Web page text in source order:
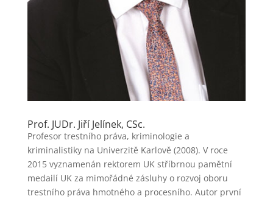
Prof. JUDr. Jiří Jelínek, CSc.
Profesor trestního práva, kriminologie a
kriminalistiky na Univerzitě Karlově (2008). V roce
2015 vyznamenán rektorem UK stříbrnou pamětní
medailí UK za mimořádné zásluhy o rozvoj oboru
trestního práva hmotného a procesního. Autor první